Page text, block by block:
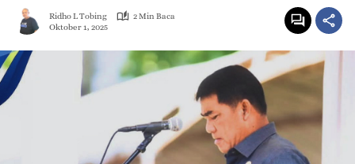
Ridho L Tobing
2 Min Baca
Oktober 1, 2025